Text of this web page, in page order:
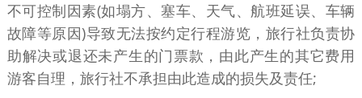
不可控制因素(如塌方、塞车、天气、航班延误、车辆
故障等原因)导致无法按约定行程游览，旅行社负责协
助解决或退还未产生的门票款，由此产生的其它费用
游客自理，旅行社不承担由此造成的损失及责任;